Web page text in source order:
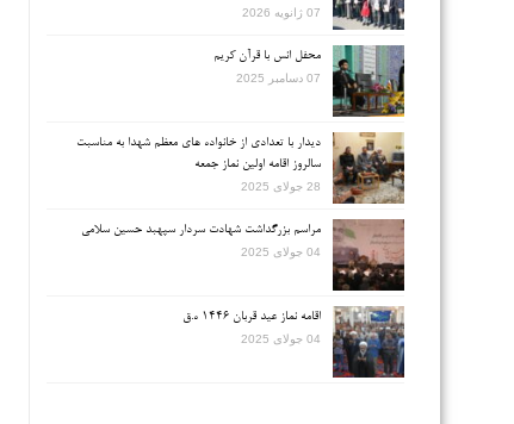
07 ژانویه 2026
محفل انس با قرآن کریم
07 دسامبر 2025
دیدار با تعدادی از خانواده های معظم شهدا به مناسبت
سالروز اقامه اولین نماز جمعه
28 جولای 2025
مراسم بزرگداشت شهادت سردار سپهبد حسین سلامی
04 جولای 2025
اقامه نماز عید قربان ۱۴۴۶ ه.ق
04 جولای 2025